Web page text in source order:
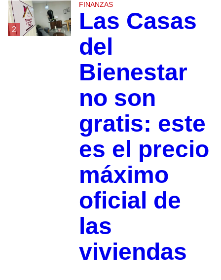
2
FINANZAS
Las Casas
del
Bienestar
no son
gratis: este
es el precio
máximo
oficial de
las
viviendas